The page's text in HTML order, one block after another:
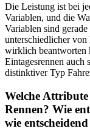
Die Leistung ist bei
Variablen, und die
Variablen sind
unterschiedlicher von
wirklich beantworten
Eintagesrennen auch
distinktiver Typ
Welche
Rennen? Wie
wie